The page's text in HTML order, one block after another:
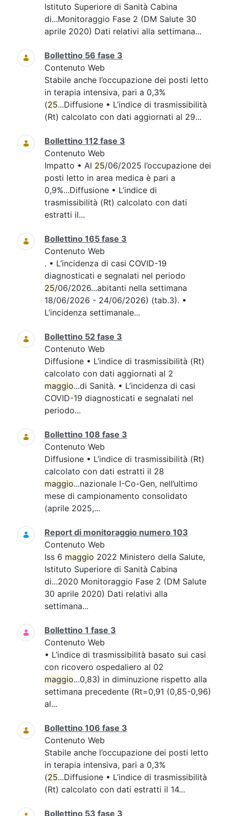
Istituto Superiore di Sanità Cabina
di...Monitoraggio Fase 2 (DM Salute 30
aprile 2020) Dati relativi alla settimana...
Bollettino 56 fase 3
Contenuto Web
Stabile anche l’occupazione dei posti letto
in terapia intensiva, pari a 0,3%
(25...Diffusione • L’indice di trasmissibilità
(Rt) calcolato con dati aggiornati al 29...
Bollettino 112 fase 3
Contenuto Web
Impatto • Al 25/06/2025 l’occupazione dei
posti letto in area medica è pari a
0,9%...Diffusione • L’indice di
trasmissibilità (Rt) calcolato con dati
estratti il...
Bollettino 165 fase 3
Contenuto Web
. • L’incidenza di casi COVID-19
diagnosticati e segnalati nel periodo
25/06/2026...abitanti nella settimana
18/06/2026 - 24/06/2026) (tab.3). •
L’incidenza settimanale...
Bollettino 52 fase 3
Contenuto Web
Diffusione • L’indice di trasmissibilità (Rt)
calcolato con dati aggiornati al 2
maggio...di Sanità. • L’incidenza di casi
COVID-19 diagnosticati e segnalati nel
periodo...
Bollettino 108 fase 3
Contenuto Web
Diffusione • L’indice di trasmissibilità (Rt)
calcolato con dati estratti il 28
maggio...nazionale I-Co-Gen, nell’ultimo
mese di campionamento consolidato
(aprile 2025,...
Report di monitoraggio numero 103
Contenuto Web
Iss 6 maggio 2022 Ministero della Salute,
Istituto Superiore di Sanità Cabina
di...2020 Monitoraggio Fase 2 (DM Salute
30 aprile 2020) Dati relativi alla
settimana...
Bollettino 1 fase 3
Contenuto Web
• L’indice di trasmissibilità basato sui casi
con ricovero ospedaliero al 02
maggio...0,83) in diminuzione rispetto alla
settimana precedente (Rt=0,91 (0,85-0,96)
al...
Bollettino 106 fase 3
Contenuto Web
Stabile anche l’occupazione dei posti letto
in terapia intensiva, pari a 0,3%
(25...Diffusione • L’indice di trasmissibilità
(Rt) calcolato con dati estratti il 14...
Bollettino 53 fase 3